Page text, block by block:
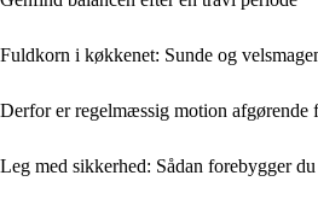
Fuldkorn i køkkenet: Sunde og
Derfor er regelmæssig motion afgørende
Leg med sikkerhed: Sådan forebygger